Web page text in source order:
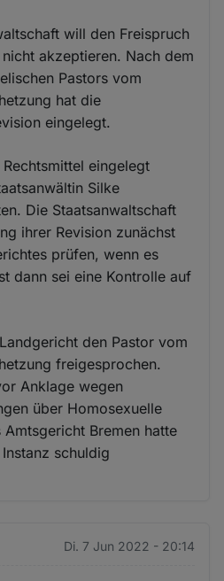
will den Freispruch
akzeptieren. Nach dem
Pastors vom
hat die
eingelegt.
eingelegt
Silke
Die Staatsanwaltschaft
ihrer Revision zunächst
prüfen, wenn es
dann sei eine Kontrolle auf
den Pastor vom
freigesprochen.
Anklage wegen
über Homosexuelle
Bremen hatte
schuldig
Di. 7 Jun 2022 - 20:14